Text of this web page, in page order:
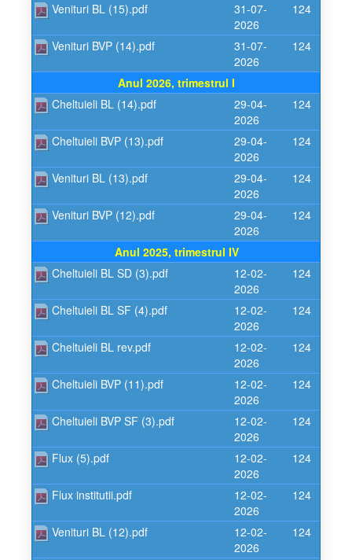
Venituri BL (15).pdf
31-07-
2026
124
Venituri BVP (14).pdf
31-07-
2026
124
Anul 2026, trimestrul I
Cheltuieli BL (14).pdf
29-04-
2026
124
Cheltuieli BVP (13).pdf
29-04-
2026
124
Venituri BL (13).pdf
29-04-
2026
124
Venituri BVP (12).pdf
29-04-
2026
124
Anul 2025, trimestrul IV
Cheltuieli BL SD (3).pdf
12-02-
2026
124
Cheltuieli BL SF (4).pdf
12-02-
2026
124
Cheltuieli BL rev.pdf
12-02-
2026
124
Cheltuieli BVP (11).pdf
12-02-
2026
124
Cheltuieli BVP SF (3).pdf
12-02-
2026
124
Flux (5).pdf
12-02-
2026
124
Flux institutii.pdf
12-02-
2026
124
Venituri BL (12).pdf
12-02-
2026
124